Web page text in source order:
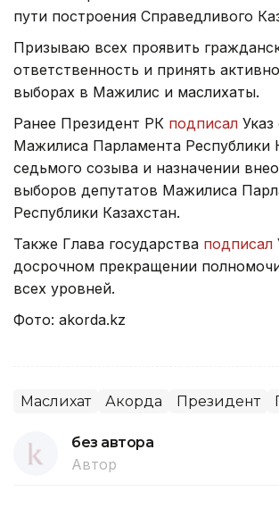
пути построения Справедливого
Призываю всех проявить
ответственность и принять
выборах в Мажилис и маслихаты.
Ранее Президент РК подписал Указ
Мажилиса Парламента Республики
седьмого созыва и назначении
выборов депутатов Мажилиса
Республики Казахстан.
Также Глава государства подписал
досрочном прекращении
всех уровней.
Фото: akorda.kz
Маслихат Акорда Президент
без автора
Автор